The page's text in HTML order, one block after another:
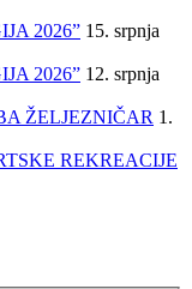
2026” 15. srpnja
2026” 12. srpnja
ŽELJEZNIČAR 1.
REKREACIJE